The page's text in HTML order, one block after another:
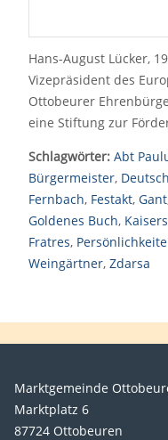
Hans-August Lücker,
Vizepräsident des
Ottobeurer
eine Stiftung zur
Schlagwörter: Abt
Bürgermeister,
Fernbach, Festakt, Gant
Goldenes Buch,
Fratres,
Weingärtner, Zdarsa
Marktgemeinde
Marktplatz 6
87724 Ottobeuren